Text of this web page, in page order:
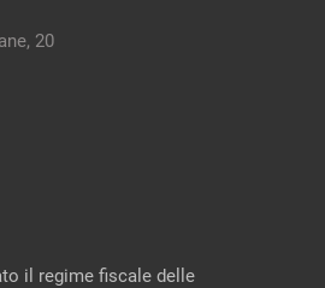
20
il regime fiscale delle